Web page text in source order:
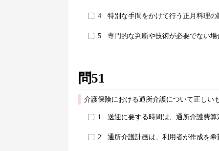
4 特別な手間をかけて行う正月料理
5 専門的な判断や技術が必要でない
問51
介護保険における通所介護について正しい
1 送迎に要する時間は、通所介護費
2 通所介護計画は、利用者が作成を